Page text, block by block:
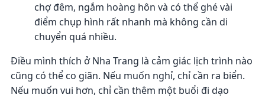
chợ đêm, ngắm hoàng hôn và có thể ghé vài
điểm chụp hình rất nhanh mà không cần di
chuyển quá nhiều.
Điều mình thích ở Nha Trang là cảm giác lịch trình nào
cũng có thể co giãn. Nếu muốn nghỉ, chỉ cần ra biển.
Nếu muốn vui hơn, chỉ cần thêm một buổi đi dạo